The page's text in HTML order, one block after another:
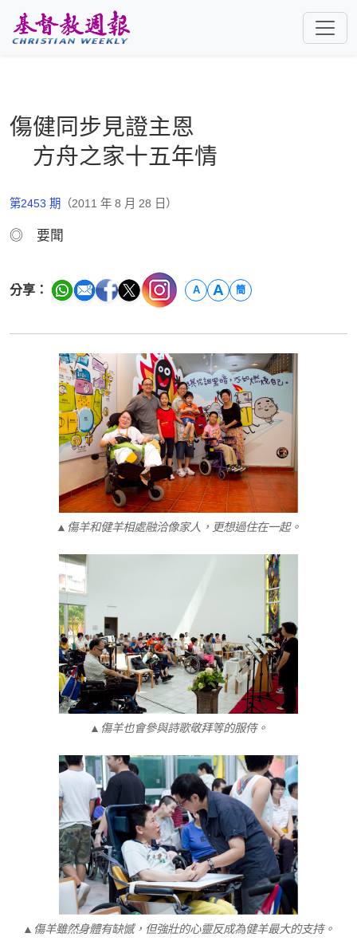
傷健同步見證主恩
方舟之家十五年情
第2453 期 （2011 年 8 月 28 日）
◎ 要聞
分享： A A 簡
▲傷羊和健羊相處融洽像家人，更想過住在一起。
▲傷羊也會參與詩歌敬拜等的服侍。
▲傷羊雖然身體有缺憾，但強壯的心靈反成為健羊最大的支持。